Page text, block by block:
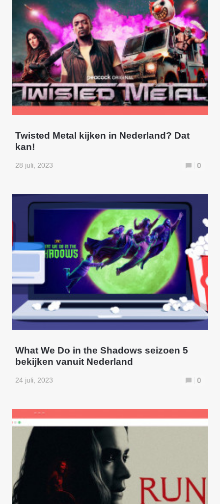
Twisted Metal kijken in Nederland? Dat
kan!
28 juli, 2023 0
What We Do in the Shadows seizoen 5
bekijken vanuit Nederland
24 juli, 2023 0